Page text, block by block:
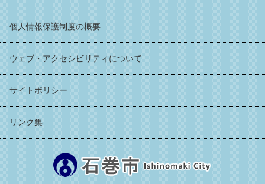
個人情報保護制度の概要
ウェブ・アクセシビリティについて
サイトポリシー
リンク集